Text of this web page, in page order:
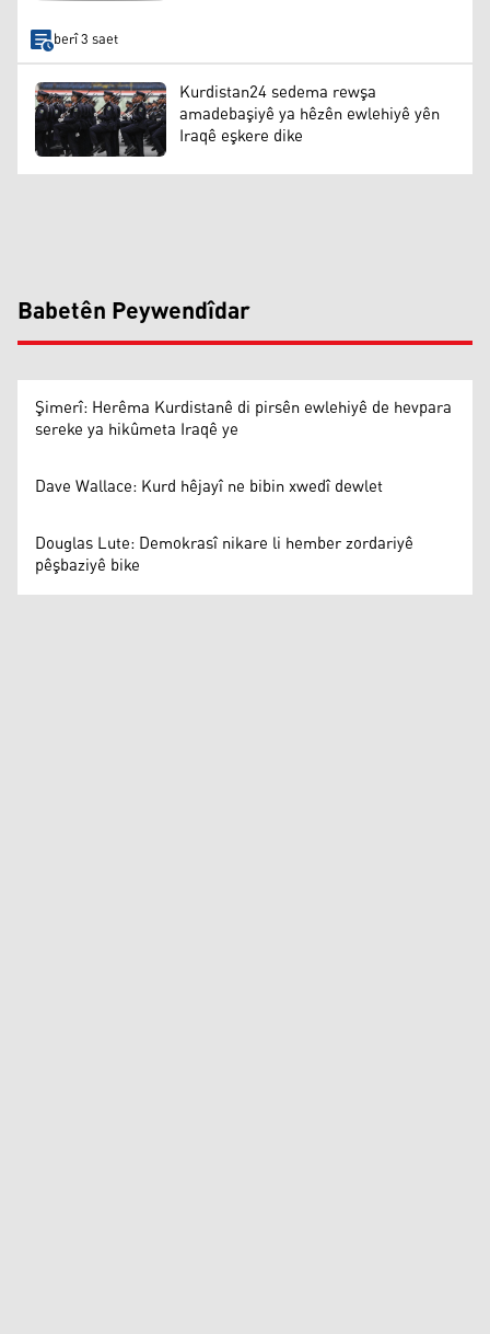
berî 3 saet
Kurdistan24 sedema rewşa
amadebaşiyê ya hêzên ewlehiyê yên
Iraqê eşkere dike
Babetên Peywendîdar
Şimerî: Herêma Kurdistanê di pirsên ewlehiyê de hevpara
sereke ya hikûmeta Iraqê ye
Dave Wallace: Kurd hêjayî ne bibin xwedî dewlet
Douglas Lute: Demokrasî nikare li hember zordariyê
pêşbaziyê bike